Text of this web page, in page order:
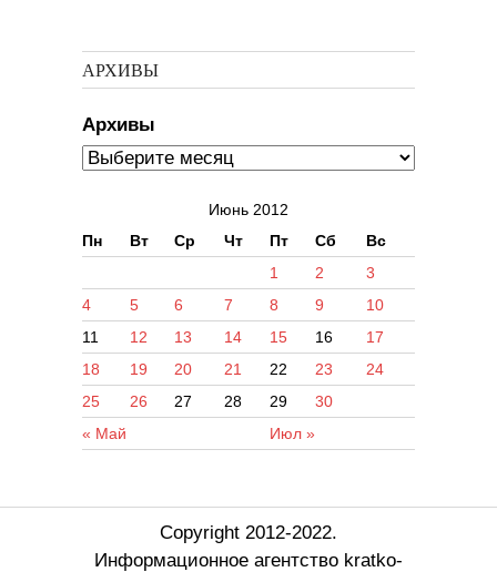
АРХИВЫ
Архивы
Июнь 2012
Пн
Вт Ср Чт Пт Сб Вс
« Май Июл »
1 2
3
4
5 6 7 8 9
10
11
12 13 14 15 16
17
18
19 20 21 22 23
24
25
26 27 28 29 30
Copyright 2012-2022.
Информационное агентство kratko-